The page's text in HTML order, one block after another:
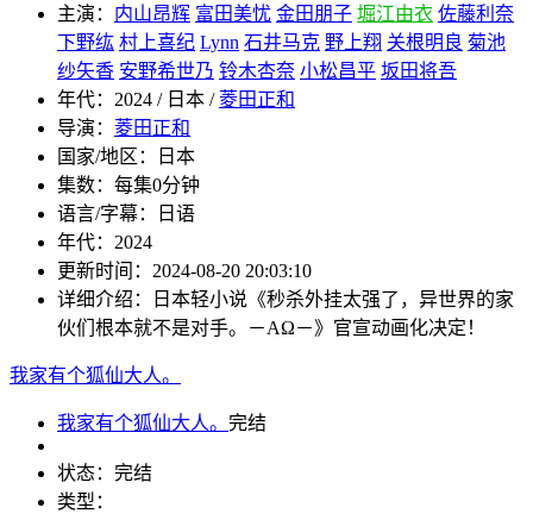
主演： 内山昂辉 富田美忧 金田朋子 堀江由衣 佐藤利奈
下野纮 村上喜纪 Lynn 石井马克 野上翔 关根明良 菊池
纱矢香 安野希世乃 铃木杏奈 小松昌平 坂田将吾
年代： 2024 / 日本 /菱田正和
导演： 菱田正和
国家/地区：
日本
集数： 每集0分钟
语言/字幕：
日语
年代： 2024
更新时间： 2024-08-20 20:03:10
详细介绍：
日本轻小说《秒杀外挂太强了，异世界的家
伙们根本就不是对手。－AΩ－》官宣动画化决定！
我家有个狐仙大人。
我家有个狐仙大人。 完结
状态： 完结
类型：